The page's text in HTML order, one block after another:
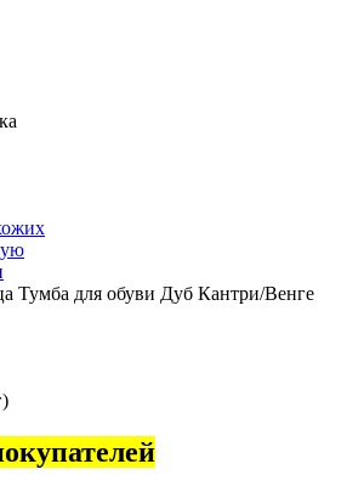
Тумба для обуви Дуб Кантри/Венге